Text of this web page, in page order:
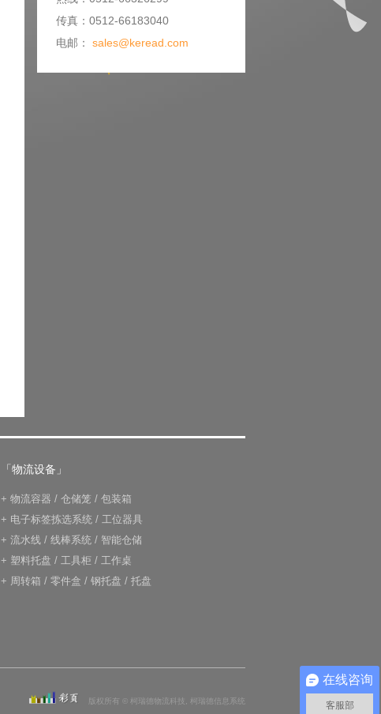
传真：0512-66183040
电邮： sales@keread.com
「物流设备」
+ 物流容器 / 仓储笼 / 包装箱
+ 电子标签拣选系统 / 工位器具
+ 流水线 / 线棒系统 / 智能仓储
+ 塑料托盘 / 工具柜 / 工作桌
+ 周转箱 / 零件盒 / 钢托盘 / 托盘
版权所有 © 柯瑞德物流科技, 柯瑞德信息系统
在线咨询
客服部